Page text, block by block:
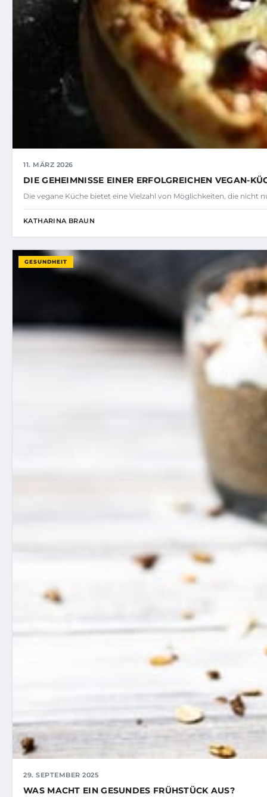
11. MÄRZ 2026
DIE GEHEIMNISSE EINER ERFOLGREICHEN VEGAN-
Die vegane Küche bietet eine Vielzahl von Möglichkeiten, die nicht
KATHARINA BRAUN
GESUNDHEIT
29. SEPTEMBER 2025
WAS MACHT EIN GESUNDES FRÜHSTÜCK AUS?